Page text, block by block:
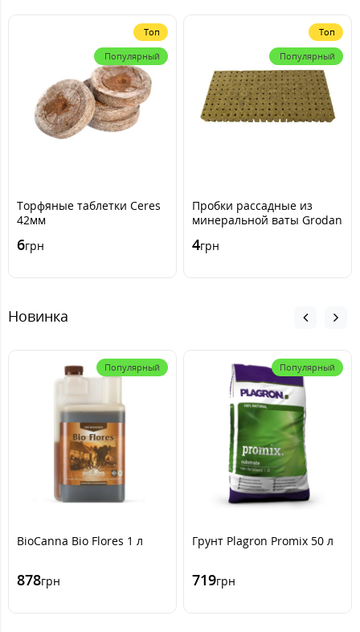
Топ
Популярный
Торфяные таблетки Ceres
42мм
6грн
Топ
Популярный
Пробки рассадные из
минеральной ваты Grodan
(поштучно)
4грн
Новинка
Популярный
BioCanna Bio Flores 1 л
878грн
Популярный
Грунт Plagron Promix 50 л
719грн